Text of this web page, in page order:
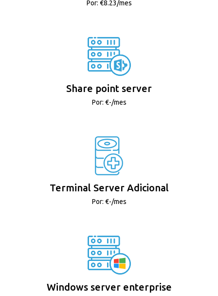
Por: €8.23/mes
Share point server
Por: €-/mes
Terminal Server Adicional
Por: €-/mes
Windows server enterprise